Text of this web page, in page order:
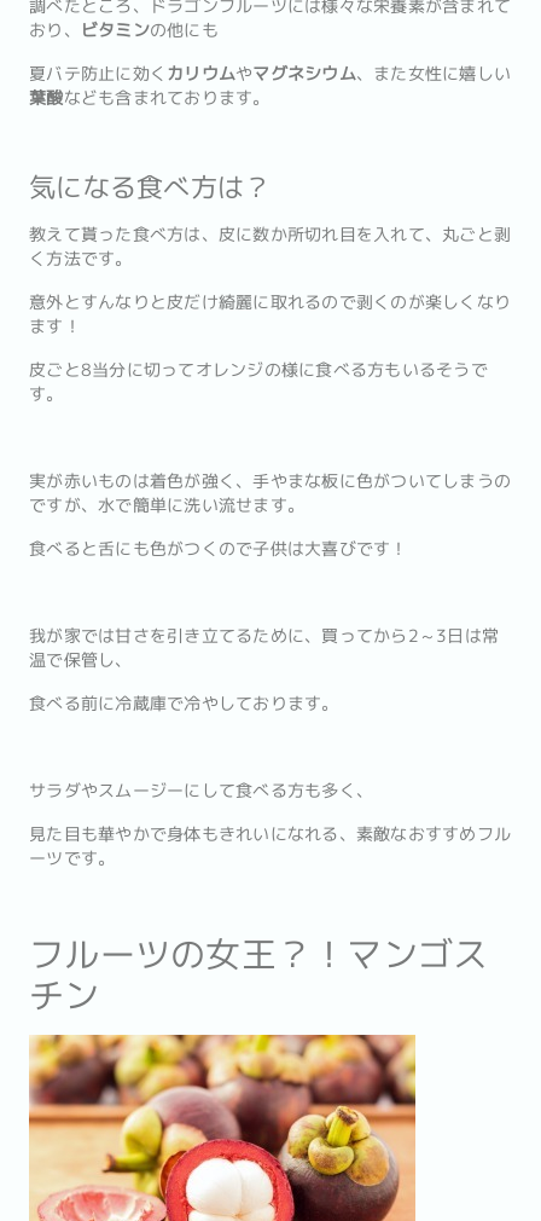
調べたところ、ドラゴンフルーツには様々な栄養素が含まれて
おり、 ビタミンの他にも
夏バテ防止に効く カリウムやマグネシウム、また女性に嬉しい
葉酸なども含まれております。
気になる食べ方は？
教えて貰った食べ方は、皮に数か所切れ目を入れて、丸ごと剥
く方法です。
意外とすんなりと皮だけ綺麗に取れるので剥くのが楽しくなり
ます！
皮ごと8当分に切ってオレンジの様に食べる方もいるそうで
す。
実が赤いものは着色が強く、手やまな板に色がついてしまうの
ですが、水で簡単に洗い流せます。
食べると舌にも色がつくので子供は大喜びです！
我が家では甘さを引き立てるために、買ってから2～3日は常
温で保管し、
食べる前に冷蔵庫で冷やしております。
サラダやスムージーにして食べる方も多く、
見た目も華やかで身体もきれいになれる、素敵なおすすめフル
ーツです。
フルーツの女王？！マンゴス
チン